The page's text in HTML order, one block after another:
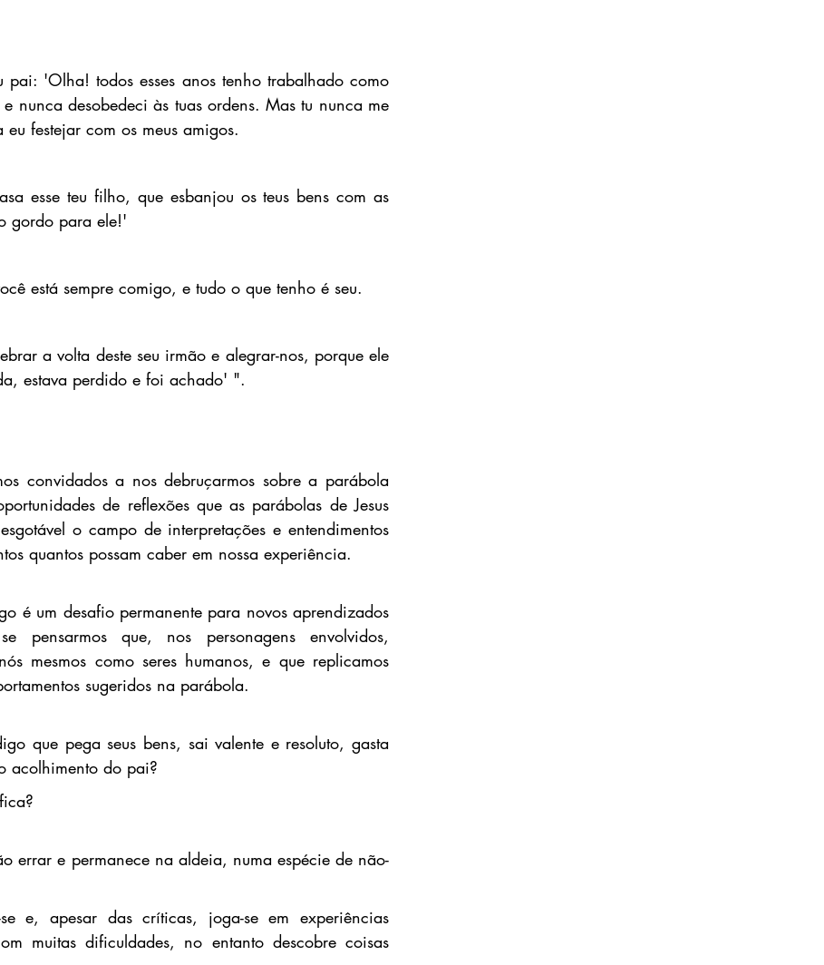
pai: 'Olha! todos esses anos tenho trabalhado como
nunca desobedeci às tuas ordens. Mas tu nunca me
festejar com os meus amigos.
esse teu filho, que esbanjou os teus bens com as
gordo para ele!'
está sempre comigo, e tudo o que tenho é seu.
a volta deste seu irmão e alegrar-nos, porque ele
estava perdido e foi achado' ".
convidados a nos debruçarmos sobre a parábola
de reflexões que as parábolas de Jesus
o campo de interpretações e entendimentos
quantos possam caber em nossa experiência.
é um desafio permanente para novos aprendizados
pensarmos que, nos personagens envolvidos,
mesmos como seres humanos, e que replicamos
sugeridos na parábola.
que pega seus bens, sai valente e resoluto, gasta
acolhimento do pai?
errar e permanece na aldeia, numa espécie de não-
e, apesar das críticas, joga-se em experiências
muitas dificuldades, no entanto descobre coisas